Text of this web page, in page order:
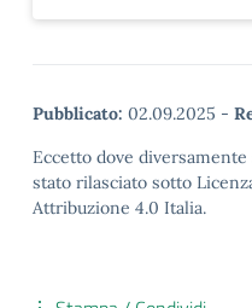
Pubblicato: 02.09.2025 -
Eccetto dove
stato rilasciato sotto
Attribuzione 4.0 Italia.